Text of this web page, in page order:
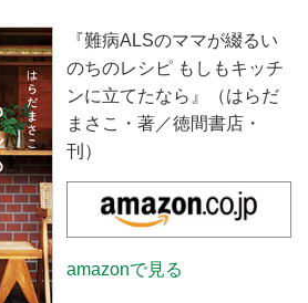
『難病ALSのママが綴るい
のちのレシピ もしもキッチ
ンに立てたなら』（はらだ
まさこ・著／徳間書店・
刊）
amazonで見る